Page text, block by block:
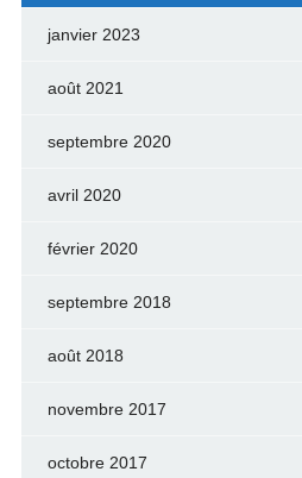
janvier 2023
août 2021
septembre 2020
avril 2020
février 2020
septembre 2018
août 2018
novembre 2017
octobre 2017